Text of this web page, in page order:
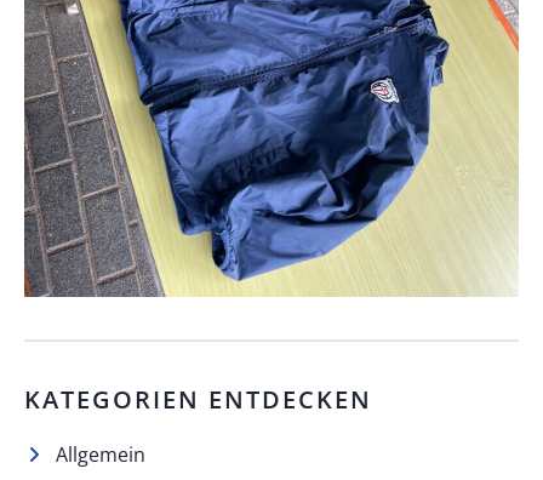
KATEGORIEN ENTDECKEN
Allgemein